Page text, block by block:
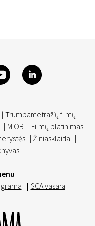
| Trumpametražių filmų
| MIOB | Filmų platinimas
| Žiniasklaida |
| SCA vasara